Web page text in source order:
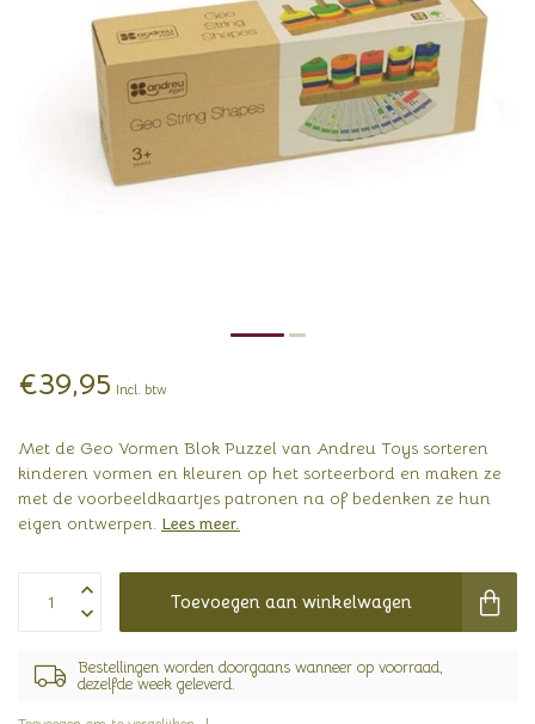
€39,95 Incl. btw
Met de Geo Vormen Blok Puzzel van Andreu Toys sorteren
kinderen vormen en kleuren op het sorteerbord en maken ze
met de voorbeeldkaartjes patronen na of bedenken ze hun
eigen ontwerpen. Lees meer.
Toevoegen aan winkelwagen
Bestellingen worden doorgaans wanneer op voorraad,
dezelfde week geleverd.